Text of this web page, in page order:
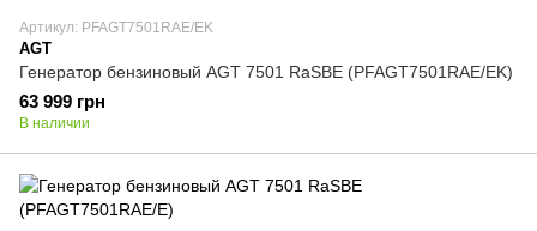
Артикул: PFAGT7501RAE/EK
AGT
Генератор бензиновый AGT 7501 RaSBE (PFAGT7501RAE/EK)
63 999 грн
В наличии